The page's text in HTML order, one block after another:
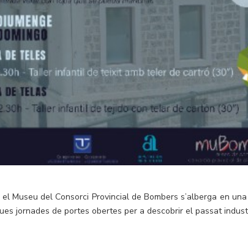
Museu del Consorci Provincial de Bombers s’alberga en
jornades de portes obertes per a descobrir el passat